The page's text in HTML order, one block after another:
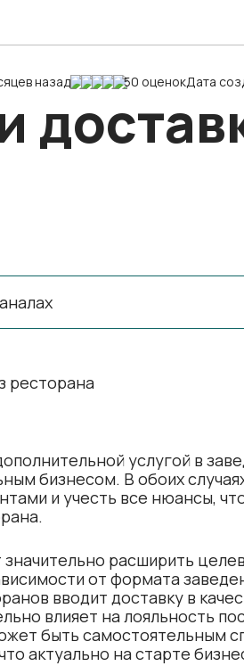
назад 50 оценокДата
ресторана
услугой в
бизнесом. В обоих
и учесть все нюансы,
расширить
от формата
вводит доставку в
влияет на лояльность
быть самостоятельным
актуально на старте